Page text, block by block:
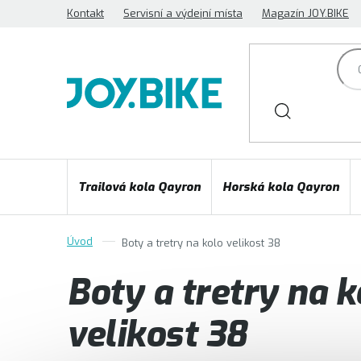
Kontakt Servisní a výdejní místa Magazín JOY.BIKE
Trailová kola Qayron Horská kola Qayron
Boty a tretry na kolo velikost 38
Boty a tretry na
velikost 38